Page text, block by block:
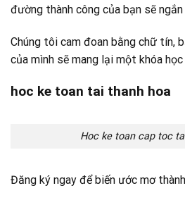
đường thành công của bạn sẽ
Chúng tôi cam đoan bằng chữ tín,
của mình sẽ mang lại một khóa học
hoc ke toan tai thanh hoa
Hoc ke toan cap toc
Đăng ký ngay để biến ước mơ